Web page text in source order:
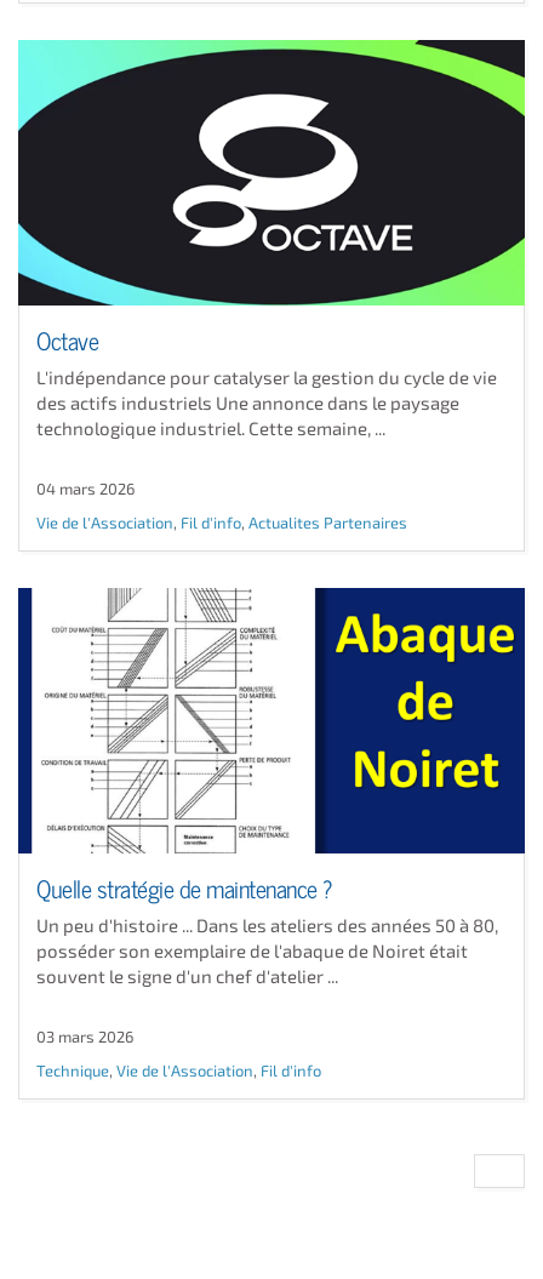
Octave
L'indépendance pour catalyser la gestion du cycle de vie
des actifs industriels Une annonce dans le paysage
technologique industriel. Cette semaine, ...
04 mars 2026
Vie de l'Association, Fil d'info, Actualites Partenaires
Quelle stratégie de maintenance ?
Un peu d'histoire ... Dans les ateliers des années 50 à 80,
posséder son exemplaire de l'abaque de Noiret était
souvent le signe d'un chef d'atelier ...
03 mars 2026
Technique, Vie de l'Association, Fil d'info